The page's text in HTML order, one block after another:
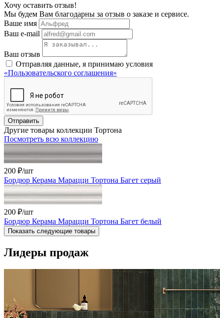
Хочу оставить отзыв!
Мы будем Вам благодарны за отзыв о заказе и сервисе.
Ваше имя
Ваш e-mail
Ваш отзыв
Отправляя данные, я принимаю условия
«Пользовательского соглашения»
Отправить
Другие товары коллекции Тортона
Посмотреть всю коллекцию
200 ₽/шт
Бордюр Керама Марацци Тортона Багет серый
200 ₽/шт
Бордюр Керама Марацци Тортона Багет белый
Показать следующие товары
Лидеры продаж